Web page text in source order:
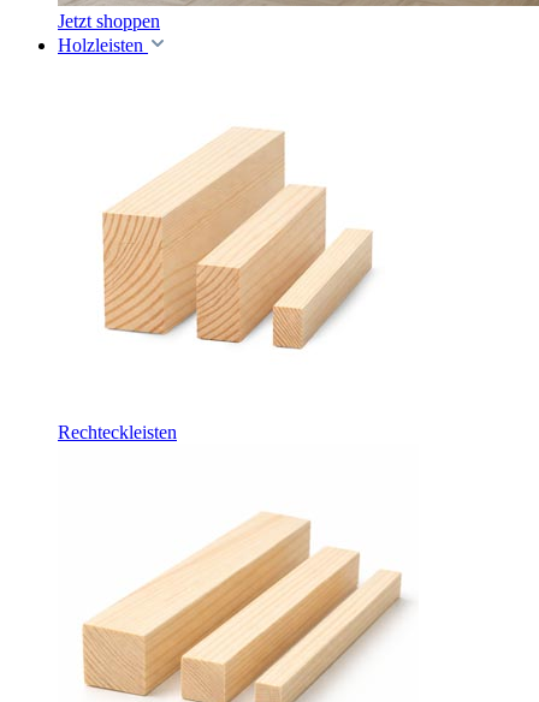
Jetzt shoppen
Holzleisten
Rechteckleisten